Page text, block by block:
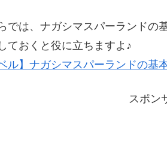
では、ナガシマスパーランドの
ておくと役に立ちますよ♪
ル】ナガシマスパーランドの基
スポン